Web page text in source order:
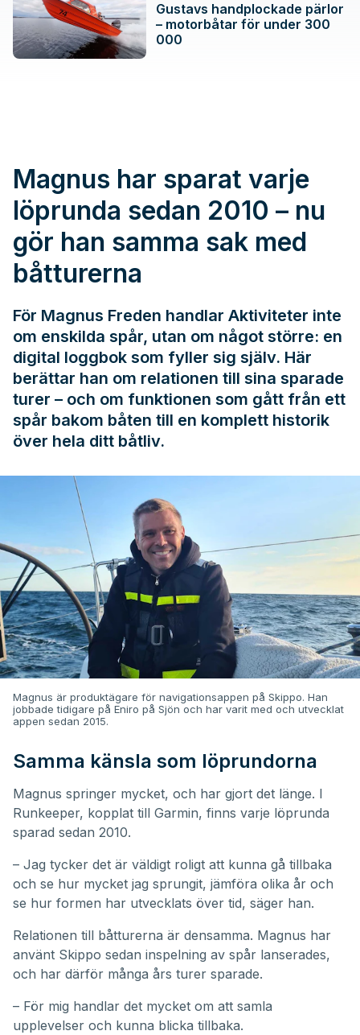
Gustavs handplockade pärlor
– motorbåtar för under 300
000
Magnus har sparat varje
löprunda sedan 2010 – nu
gör han samma sak med
båtturerna
För Magnus Freden handlar Aktiviteter inte
om enskilda spår, utan om något större: en
digital loggbok som fyller sig själv. Här
berättar han om relationen till sina sparade
turer – och om funktionen som gått från ett
spår bakom båten till en komplett historik
över hela ditt båtliv.
Magnus är produktägare för navigationsappen på Skippo. Han
jobbade tidigare på Eniro på Sjön och har varit med och utvecklat
appen sedan 2015.
Samma känsla som löprundorna
Magnus springer mycket, och har gjort det länge. I
Runkeeper, kopplat till Garmin, finns varje löprunda
sparad sedan 2010.
– Jag tycker det är väldigt roligt att kunna gå tillbaka
och se hur mycket jag sprungit, jämföra olika år och
se hur formen har utvecklats över tid, säger han.
Relationen till båtturerna är densamma. Magnus har
använt Skippo sedan inspelning av spår lanserades,
och har därför många års turer sparade.
– För mig handlar det mycket om att samla
upplevelser och kunna blicka tillbaka.